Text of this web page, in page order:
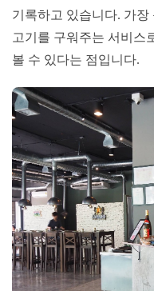
기록하고 있습니다. 가
고기를 구워주는 서비스
볼 수 있다는 점입니다.​